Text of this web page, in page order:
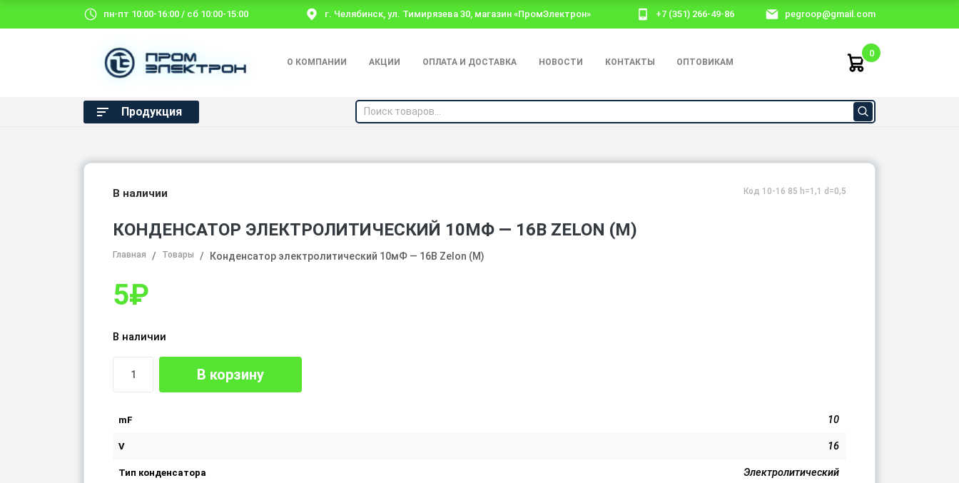
пн-пт 10:00-16:00 / сб 10:00-15:00 г. Челябинск, ул. Тимирязева 30, магазин «ПромЭлектрон» +7 (351) 266-49-86 pegroop@gmail.com
О КОМПАНИИ АКЦИИ ОПЛАТА И ДОСТАВКА НОВОСТИ КОНТАКТЫ ОПТОВИКАМ
0
Продукция
В наличии Код 10-16 85 h=1,1 d=0,5
КОНДЕНСАТОР ЭЛЕКТРОЛИТИЧЕСКИЙ 10МФ — 16В ZELON (M)
Главная Товары Конденсатор электролитический 10мФ — 16В Zelon (M)
5₽
В наличии
В корзину
mF 10
V 16
Тип конденсатора Электролитический